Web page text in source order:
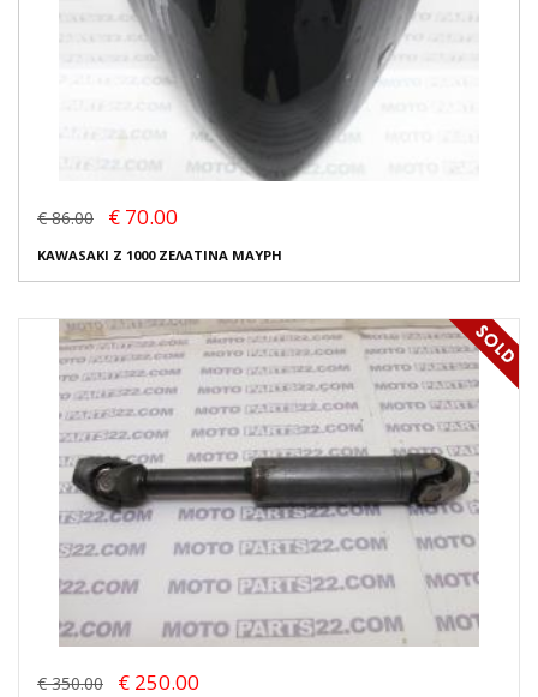
€ 86.00 € 70.00
KAWASAKI Z 1000 ΖΕΛΑΤΙΝΑ ΜΑΥΡΗ
€ 350.00 € 250.00